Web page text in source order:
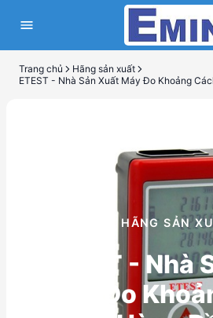
Trang chủ
Hãng sản xuất
ETEST - Nhà Sản Xuất Máy Đo Khoảng
HÃNG SẢN
ETEST - Nhà
Máy Đo